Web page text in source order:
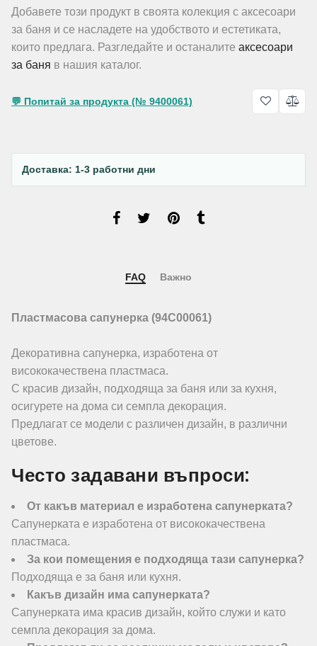
Добавете този продукт в своята колекция с аксесоари
за баня и се насладете на удобството и естетиката,
които предлага. Разгледайте и останалите аксесоари
за баня в нашия каталог.
💬 Попитай за продукта (№ 9400061)
Доставка: 1-3 работни дни
FAQ Важно
Пластмасова сапунерка (94C00061)
Декоративна сапунерка, изработена от
висококачествена пластмаса.
С красив дизайн, подходяща за баня или за кухня,
осигурете на дома си семпла декорация.
Предлагат се модели с различен дизайн, в различни
цветове.
Често задавани въпроси:
От какъв материал е изработена сапунерката?
Сапунерката е изработена от висококачествена
пластмаса.
За кои помещения е подходяща тази сапунерка?
Подходяща е за баня или кухня.
Какъв дизайн има сапунерката?
Сапунерката има красив дизайн, който служи и като
семпла декорация за дома.